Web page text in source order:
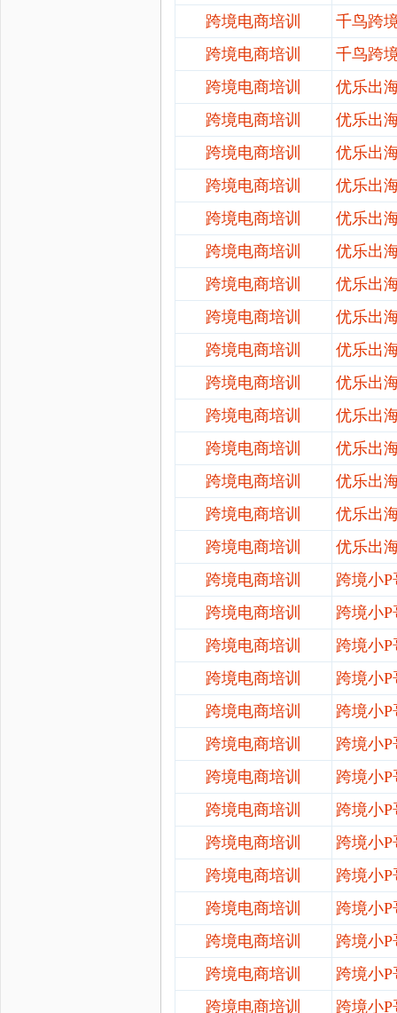
跨境电商培训
千鸟跨
跨境电商培训
千鸟跨
跨境电商培训
优乐出
跨境电商培训
优乐出
跨境电商培训
优乐出
跨境电商培训
优乐出
跨境电商培训
优乐出
跨境电商培训
优乐出
跨境电商培训
优乐出
跨境电商培训
优乐出
跨境电商培训
优乐出
跨境电商培训
优乐出
跨境电商培训
优乐出
跨境电商培训
优乐出
跨境电商培训
优乐出
跨境电商培训
优乐出
跨境电商培训
优乐出
跨境电商培训
跨境小
跨境电商培训
跨境小
跨境电商培训
跨境小
跨境电商培训
跨境小
跨境电商培训
跨境小
跨境电商培训
跨境小
跨境电商培训
跨境小
跨境电商培训
跨境小
跨境电商培训
跨境小
跨境电商培训
跨境小
跨境电商培训
跨境小
跨境电商培训
跨境小
跨境电商培训
跨境小
跨境电商培训
跨境小